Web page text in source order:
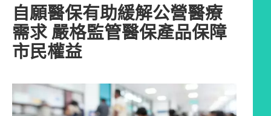
自願醫保有助緩解公營醫療
需求 嚴格監管醫保產品保障
市民權益